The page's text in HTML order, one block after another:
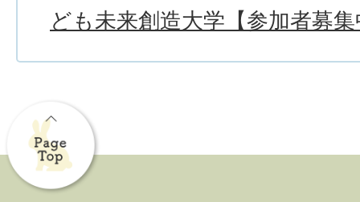
ども未来創造大学【参加者募